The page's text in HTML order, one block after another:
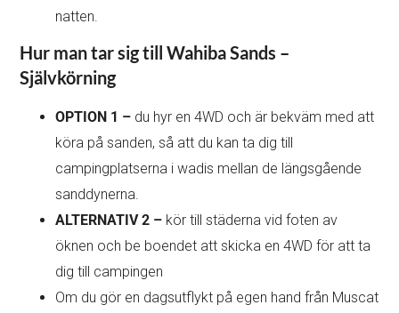
natten.
Hur man tar sig till Wahiba Sands –
Självkörning
OPTION 1 – du hyr en 4WD och är bekväm med att
köra på sanden, så att du kan ta dig till
campingplatserna i wadis mellan de längsgående
sanddynerna.
ALTERNATIV 2 – kör till städerna vid foten av
öknen och be boendet att skicka en 4WD för att ta
dig till campingen
Om du gör en dagsutflykt på egen hand från Muscat